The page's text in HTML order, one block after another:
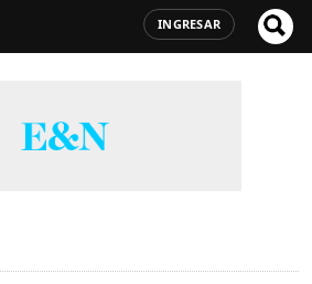
INGRESAR